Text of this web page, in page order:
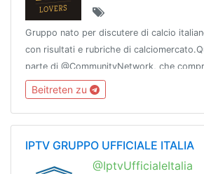
Gruppo nato per discutere di calcio
con risultati e rubriche di
parte di @CommunityNetwork, che
migliori e più sicuri Gruppi e Canali di
Beitreten zu
IPTV GRUPPO UFFICIALE ITALIA
@IptvUfficialeItalia